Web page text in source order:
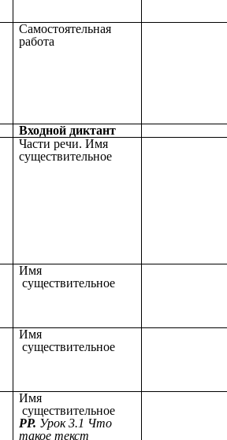
Самостоятельная
работа
Входной диктант
Части речи. Имя
существительное
Имя
существительное
Имя
существительное
Имя
существительное
РР. Урок 3.1 Что
такое текст